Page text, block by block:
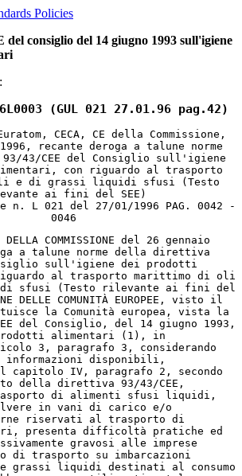
Policies
consiglio del 14 giugno 1993 sull'igiene
(GUL 021 27.01.96 pag.42)
CECA, CE della Commissione,
recante deroga a talune norme
43/CEE del Consiglio sull'igiene
con riguardo al trasporto
e di grassi liquidi sfusi (Testo
ai fini del SEE)
L 021 del 27/01/1996 PAG. 0042 -
0046
COMMISSIONE del 26 gennaio
a talune norme della direttiva
sull'igiene dei prodotti
al trasporto marittimo di oli
sfusi (Testo rilevante ai fini del
DELLE COMUNITÀ EUROPEE, visto il
la Comunità europea, vista la
del Consiglio, del 14 giugno 1993,
alimentari (1), in
3, paragrafo 3, considerando
informazioni disponibili,
capitolo IV, paragrafo 2, secondo
della direttiva 93/43/CEE,
di alimenti sfusi liquidi,
in vani di carico e/o
riservati al trasporto di
presenta difficoltà pratiche ed
gravosi alle imprese
di trasporto su imbarcazioni
grassi liquidi destinati al consumo